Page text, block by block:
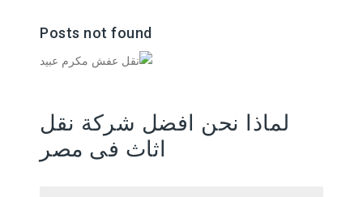
Posts not found
لماذا نحن افضل شركة نقل
اثاث فى مصر